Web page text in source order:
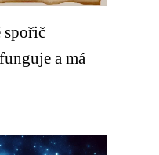
spořič
a má